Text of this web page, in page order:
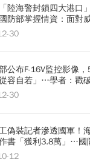
陸海警封鎖四大港口
防部掌握情資：面對
30
公布F-16V監控影像
容自若」…學者：戳
30
偽裝記者滲透國軍！
書「獲利3.8萬」…國
12